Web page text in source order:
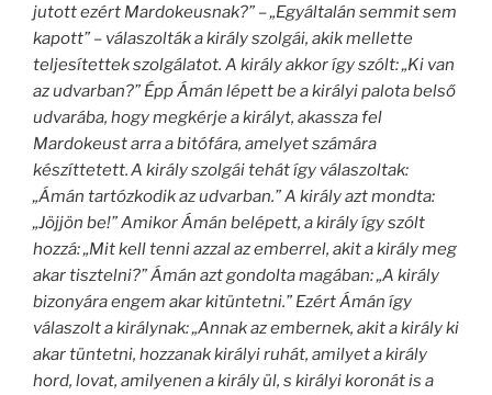
jutott ezért Mardokeusnak?” – „Egyáltalán semmit sem
kapott” – válaszolták a király szolgái, akik mellette
teljesítettek szolgálatot. A király akkor így szólt: „Ki van
az udvarban?” Épp Ámán lépett be a királyi palota belső
udvarába, hogy megkérje a királyt, akassza fel
Mardokeust arra a bitófára, amelyet számára
készíttetett.A király szolgái tehát így válaszoltak:
„Ámán tartózkodik az udvarban.” A király azt mondta:
„Jöjjön be!” Amikor Ámán belépett, a király így szólt
hozzá: „Mit kell tenni azzal az emberrel, akit a király meg
akar tisztelni?” Ámán azt gondolta magában: „A király
bizonyára engem akar kitüntetni.” Ezért Ámán így
válaszolt a királynak: „Annak az embernek, akit a király ki
akar tüntetni, hozzanak királyi ruhát, amilyet a király
hord, lovat, amilyenen a király ül, s királyi koronát is a